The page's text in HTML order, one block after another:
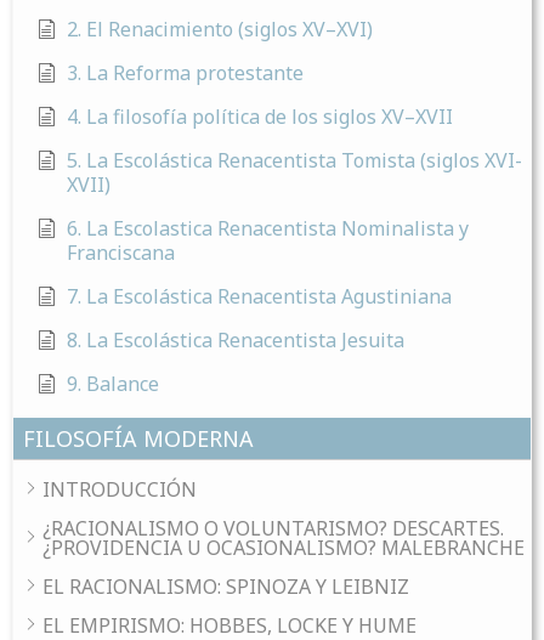
2. El Renacimiento (siglos XV–XVI)
3. La Reforma protestante
4. La filosofía política de los siglos XV–XVII
5. La Escolástica Renacentista Tomista (siglos XVI-
XVII)
6. La Escolastica Renacentista Nominalista y
Franciscana
7. La Escolástica Renacentista Agustiniana
8. La Escolástica Renacentista Jesuita
9. Balance
FILOSOFÍA MODERNA
INTRODUCCIÓN
¿RACIONALISMO O VOLUNTARISMO? DESCARTES.
¿PROVIDENCIA U OCASIONALISMO? MALEBRANCHE
EL RACIONALISMO: SPINOZA Y LEIBNIZ
EL EMPIRISMO: HOBBES, LOCKE Y HUME